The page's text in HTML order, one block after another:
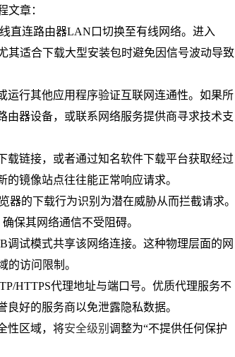
文章：
直连路由器LAN口切换至有线网络。进入
其适合下载大型安装包时避免因信号波动导致
运行其他应用程序验证互联网连通性。如果所
器设备，或联系网络服务提供商寻求技术支
载链接，或者通过知名软件下载平台获取经过
镜像站点往往能正常响应请求。
器的下载行为识别为潜在威胁从而拦截请求。
保其网络通信不受阻碍。
试模式共享该网络连接。这种物理层面的网
的访问限制。
HTTPS代理地址与端口号。优质代理服务不
好的服务商以免泄露隐私数据。
性区域，将安全级别 调整为“不提供任何保护